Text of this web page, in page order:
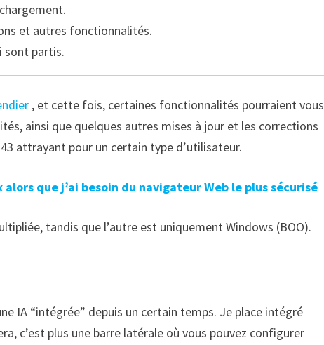
et autres fonctionnalités.
sont partis.
, et cette fois, certaines fonctionnalités pourraient vous
ainsi que quelques autres mises à jour et les corrections
attrayant pour un certain type d’utilisateur.
que j’ai besoin du navigateur Web le plus sécurisé
tandis que l’autre est uniquement Windows (BOO).
IA “intégrée” depuis un certain temps. Je place intégré
c’est plus une barre latérale où vous pouvez configurer